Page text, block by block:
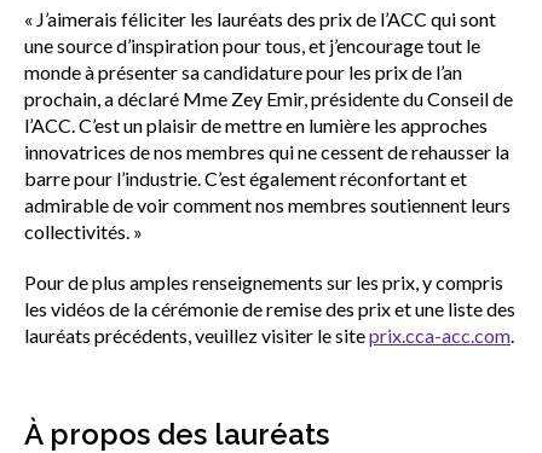
« J’aimerais féliciter les lauréats des prix de l’ACC qui sont
une source d’inspiration pour tous, et j’encourage tout le
monde à présenter sa candidature pour les prix de l’an
prochain, a déclaré Mme Zey Emir, présidente du Conseil de
l’ACC. C’est un plaisir de mettre en lumière les approches
innovatrices de nos membres qui ne cessent de rehausser la
barre pour l’industrie. C’est également réconfortant et
admirable de voir comment nos membres soutiennent leurs
collectivités. »
Pour de plus amples renseignements sur les prix, y compris
les vidéos de la cérémonie de remise des prix et une liste des
lauréats précédents, veuillez visiter le siteprix.cca-acc.com
À propos des lauréats